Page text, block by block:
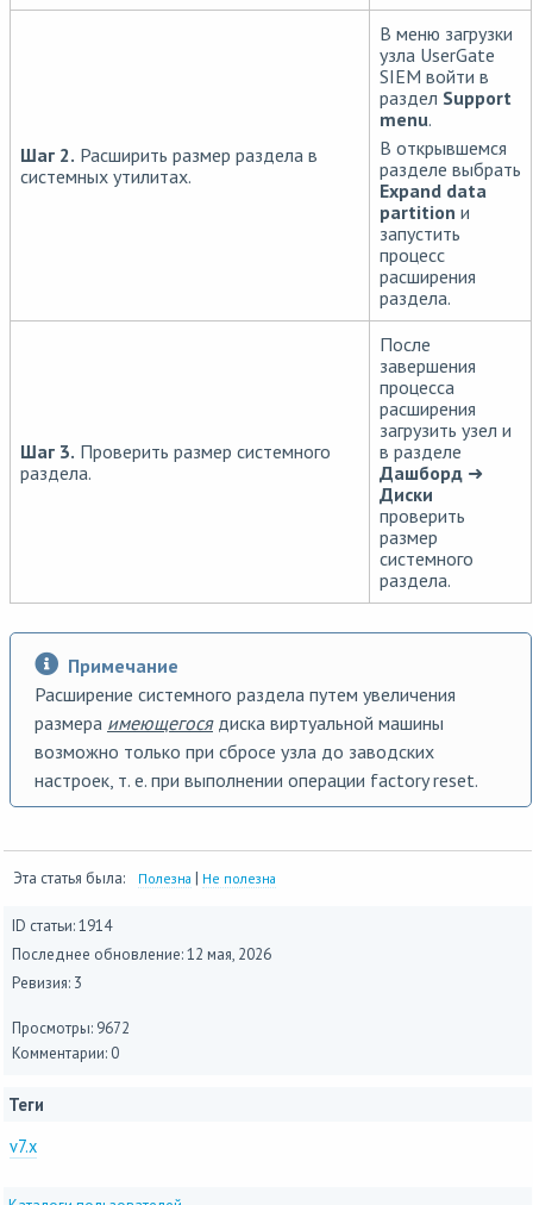
Шаг 2. Расширить размер раздела в
системных утилитах.
В меню загрузки
узла UserGate
SIEM войти в
раздел Support
menu.
В открывшемся
разделе выбрать
Expand data
partition и
запустить
процесс
расширения
раздела.
Шаг 3. Проверить размер системного
раздела.
После
завершения
процесса
расширения
загрузить узел и
в разделе
Дашборд ➜
Диски
проверить
размер
системного
раздела.
Примечание
Расширение системного раздела путем увеличения
размера имеющегосядиска виртуальной машины
возможно только при сбросе узла до заводских
настроек, т. е. при выполнении операции factory reset.
Эта статья была: Полезна | Не полезна
ID статьи: 1914
Последнее обновление:12 мая, 2026
Ревизия: 3
Просмотры: 9672
Комментарии: 0
Теги
v7.x